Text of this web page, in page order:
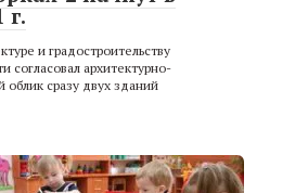
г.
и градостроительству
согласовал архитектурно-
облик сразу двух зданий